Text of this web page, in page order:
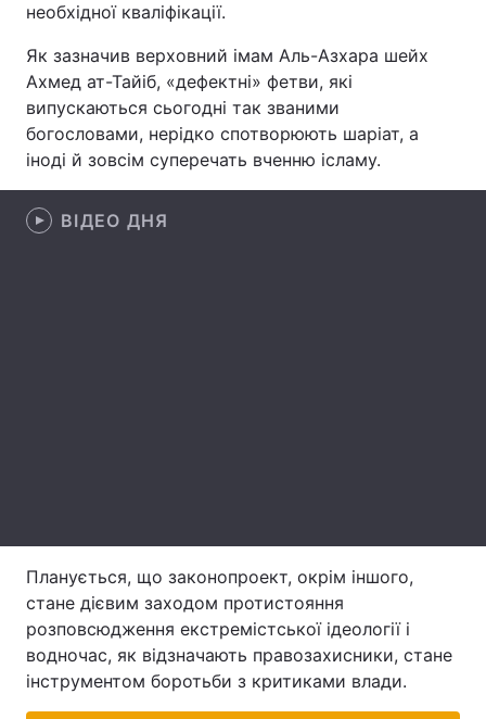
Спорт
Техно і зв'язок
Зброя Інциденти
Здоров'я Туризм
Цікавинки
необхідної кваліфікації.
Як зазначив верховний імам Аль-Азхара шейх
Ахмед ат-Тайіб, «дефектні» фетви, які
випускаються сьогодні так званими
богословами, нерідко спотворюють шаріат, а
іноді й зовсім суперечать вченню ісламу.
ВІДЕО ДНЯ
Планується, що законопроект, окрім іншого,
стане дієвим заходом протистояння
розповсюдження екстремістської ідеології і
водночас, як відзначають правозахисники, стане
інструментом боротьби з критиками влади.